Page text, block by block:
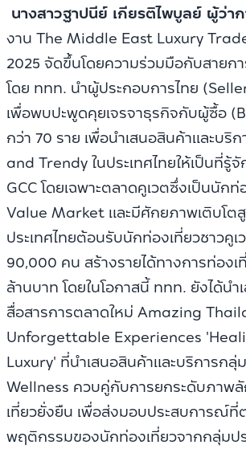
นางสาวฐาปนีย์ เกียรติไพบูลย์ ผู้ว่า
งาน The Middle East Luxury
2025 จัดขึ้นโดยความร่วมมือกับสายก
โดย ททท. นำผู้ประกอบการไทย
เพื่อพบปะพูดคุยเจรจาธุรกิจกับผู้ซื้อ
กว่า 70 ราย เพื่อนำเสนอสินค้าและบริ
and Trendy ในประเทศไทยให้เป็นที่รู้
GCC โดยเฉพาะตลาดคูเวตซึ่งเป็นนัก
Value Market และมีศักยภาพเติบโตสู
ประเทศไทยต้อนรับนักท่องเที่ยวชาวคูเ
90,000 คน สร้างรายได้ทางการท่องเ
ล้านบาท โดยในโอกาสนี้ ททท. ยังได้น
สื่อสารการตลาดใหม่ Amazing
Unforgettable Experiences
Luxury' ที่นำเสนอสินค้าและบริการก
Wellness ควบคู่กับการยกระดับภาพ
เที่ยวยั่งยืน เพื่อส่งมอบประสบการณ์ที่
พฤติกรรมของนักท่องเที่ยวจากกลุ่มปร